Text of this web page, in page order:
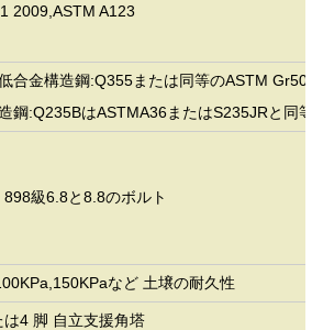
2009,ASTM A123
合金構造鋼:Q355または同等のASTM Gr50
鋼:Q235BはASTMA36またはS235JRと同等
898級6.8と8.8のボルト
など 土壌の耐久性
は4 脚 自立支援角塔